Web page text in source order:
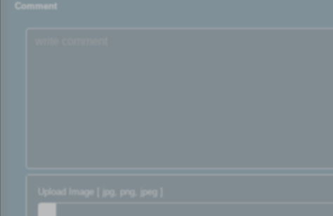
Comment
Upload Image [ jpg, png, jpeg ]